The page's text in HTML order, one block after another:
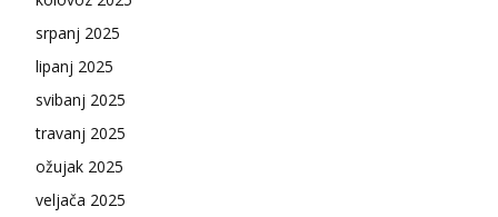
srpanj 2025
lipanj 2025
svibanj 2025
travanj 2025
ožujak 2025
veljača 2025